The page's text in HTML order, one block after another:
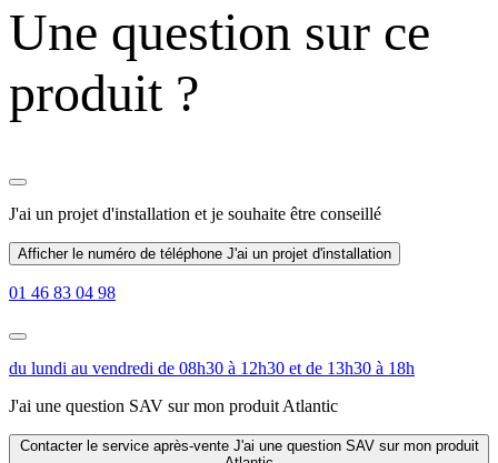
Une question sur ce
produit ?
J'ai un projet d'installation et je souhaite être conseillé
Afficher le numéro de téléphone J'ai un projet d'installation
01 46 83 04 98
du lundi au vendredi de 08h30 à 12h30 et de 13h30 à 18h
J'ai une question SAV sur mon produit Atlantic
Contacter le service après-vente J'ai une question SAV sur mon produit